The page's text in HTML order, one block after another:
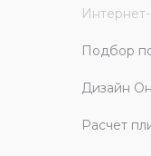
Подбор
Дизайн
Расчет